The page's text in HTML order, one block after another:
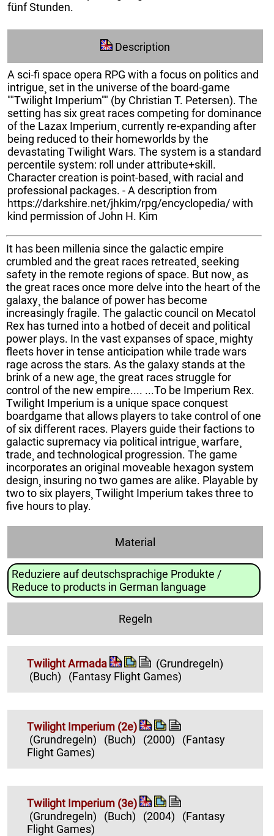
fünf Stunden.
Description
A sci-fi space opera RPG with a focus on politics and
intrigue¸ set in the universe of the board-game
""Twilight Imperium"" (by Christian T. Petersen). The
setting has six great races competing for dominance
of the Lazax Imperium¸ currently re-expanding after
being reduced to their homeworlds by the
devastating Twilight Wars. The system is a standard
percentile system: roll under attribute+skill.
Character creation is point-based¸ with racial and
professional packages. - A description from
https://darkshire.net/jhkim/rpg/encyclopedia/ with
kind permission of John H. Kim
It has been millenia since the galactic empire
crumbled and the great races retreated¸ seeking
safety in the remote regions of space. But now¸ as
the great races once more delve into the heart of the
galaxy¸ the balance of power has become
increasingly fragile. The galactic council on Mecatol
Rex has turned into a hotbed of deceit and political
power plays. In the vast expanses of space¸ mighty
fleets hover in tense anticipation while trade wars
rage across the stars. As the galaxy stands at the
brink of a new age¸ the great races struggle for
control of the new empire.... ...To be Imperium Rex.
Twilight Imperium is a unique space conquest
boardgame that allows players to take control of one
of six different races. Players guide their factions to
galactic supremacy via political intrigue¸ warfare¸
trade¸ and technological progression. The game
incorporates an original moveable hexagon system
design¸ insuring no two games are alike. Playable by
two to six players¸ Twilight Imperium takes three to
five hours to play.
Material
Reduziere auf deutschsprachige Produkte /
Reduce to products in German language
Regeln
Twilight Armada
(Grundregeln)
(Buch)
(Fantasy Flight Games)
Twilight Imperium (2e)
(Grundregeln)
(Buch) (2000)
(Fantasy
Flight Games)
Twilight Imperium (3e)
(Grundregeln)
(Buch) (2004)
(Fantasy
Flight Games)